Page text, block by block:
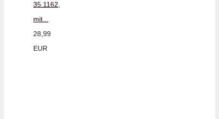
35.1162,
mit...
28,99
EUR